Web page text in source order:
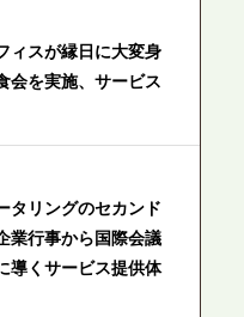
ィスが縁日に大変身
会を実施、サービス
タリングのセカンド
業行事から国際会議
導くサービス提供体